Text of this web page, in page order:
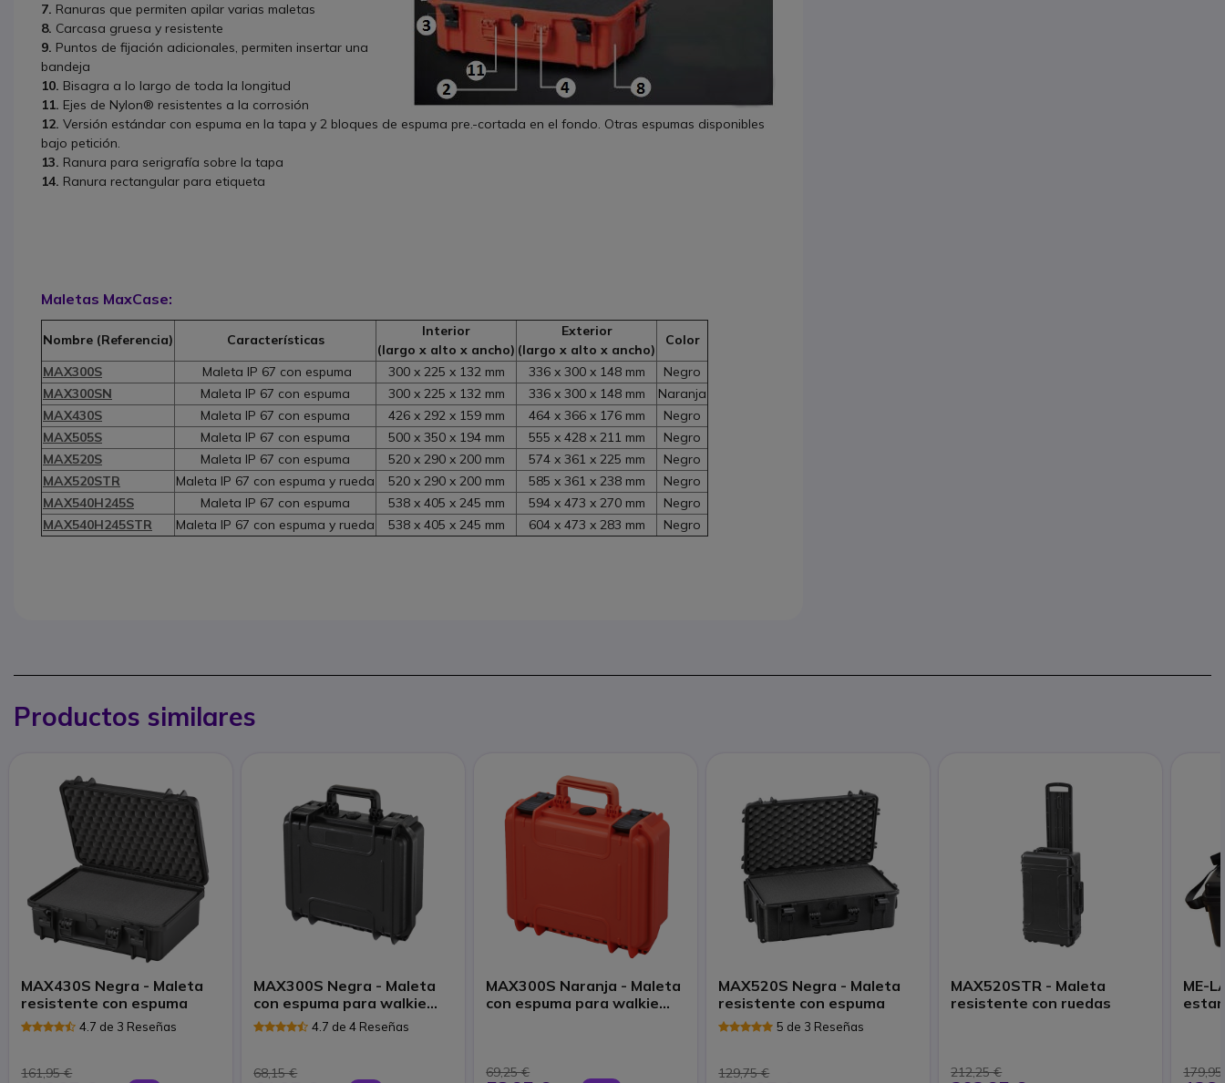
7. Ranuras que permiten apilar varias maletas
8. Carcasa gruesa y resistente
9. Puntos de fijación adicionales, permiten insertar una
bandeja
10. Bisagra a lo largo de toda la longitud
11. Ejes de Nylon® resistentes a la corrosión
12. Versión estándar con espuma en la tapa y 2 bloques de espuma pre.-cortada en el fondo. Otras espumas disponibles
bajo petición.
13. Ranura para serigrafía sobre la tapa
14. Ranura rectangular para etiqueta
Maletas MaxCase:
Nombre (Referencia) Características
Interior
(largo x alto x ancho)
Exterior
(largo x alto x ancho)
Color
MAX300S
Maleta IP 67 con espuma 300 x 225 x 132 mm 336 x 300 x 148 mm
Negro
MAX300SN
Maleta IP 67 con espuma 300 x 225 x 132 mm 336 x 300 x 148 mm
Naranja
MAX430S
Maleta IP 67 con espuma 426 x 292 x 159 mm 464 x 366 x 176 mm
Negro
MAX505S
Maleta IP 67 con espuma 500 x 350 x 194 mm 555 x 428 x 211 mm
Negro
MAX520S
Maleta IP 67 con espuma 520 x 290 x 200 mm 574 x 361 x 225 mm
Negro
MAX520STR
Maleta IP 67 con espuma y rueda 520 x 290 x 200 mm 585 x 361 x 238 mm
Negro
MAX540H245S
Maleta IP 67 con espuma 538 x 405 x 245 mm 594 x 473 x 270 mm
Negro
MAX540H245STR
Maleta IP 67 con espuma y rueda 538 x 405 x 245 mm 604 x 473 x 283 mm Negro
Productos similares
MAX430S Negra - Maleta
resistente con espuma
4.7 de 3 Reseñas
161,95 €
MAX300S Negra - Maleta
con espuma para walkie
talkies
4.7 de 4 Reseñas
68,15 €
MAX300S Naranja - Maleta
con espuma para walkie
69,25 €
MAX520S Negra - Maleta
resistente con espuma
5 de 3 Reseñas
129,75 €
MAX520STR - Maleta
resistente con ruedas
212,25 €
ME-